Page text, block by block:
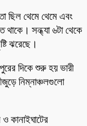
ছিল থেমে থেমে এবং
থাকে। সন্ধ্যা ৬টা থেকে
ঝরেছে।
দিকে শুরু হয় ভারী
নিম্নাঞ্চলগুলো
কানাইঘাটের